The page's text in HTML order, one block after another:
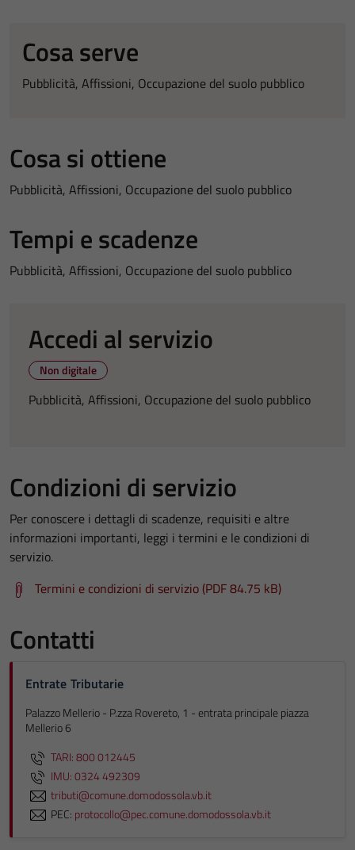
Cosa serve
Pubblicità, Affissioni, Occupazione del suolo pubblico
Cosa si ottiene
Pubblicità, Affissioni, Occupazione del suolo pubblico
Tempi e scadenze
Pubblicità, Affissioni, Occupazione del suolo pubblico
Accedi al servizio
Non digitale
Pubblicità, Affissioni, Occupazione del suolo pubblico
Condizioni di servizio
Per conoscere i dettagli di scadenze, requisiti e altre
informazioni importanti, leggi i termini e le condizioni di
servizio.
Termini e condizioni di servizio (PDF 84.75 kB)
Contatti
Entrate Tributarie
Palazzo Mellerio - P.zza Rovereto, 1 - entrata principale piazza
Mellerio 6
TARI: 800 012445
IMU: 0324 492309
tributi@comune.domodossola.vb.it
PEC: protocollo@pec.comune.domodossola.vb.it